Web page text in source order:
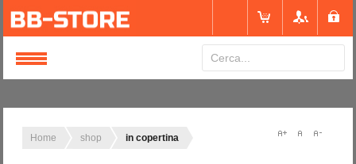
Home shop in copertina
Login